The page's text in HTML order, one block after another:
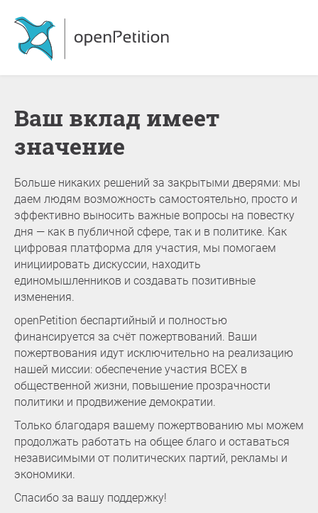
Ваш вклад имеет
значение
Больше никаких решений за закрытыми дверями: мы
даем людям возможность самостоятельно, просто и
эффективно выносить важные вопросы на повестку
дня — как в публичной сфере, так и в политике. Как
цифровая платформа для участия, мы помогаем
инициировать дискуссии, находить
единомышленников и создавать позитивные
изменения.
openPetition беспартийный и полностью
финансируется за счёт пожертвований. Ваши
пожертвования идут исключительно на реализацию
нашей миссии: обеспечение участия ВСЕХ в
общественной жизни, повышение прозрачности
политики и продвижение демократии.
Только благодаря вашему пожертвованию мы можем
продолжать работать на общее благо и оставаться
независимыми от политических партий, рекламы и
экономики.
Спасибо за вашу поддержку!